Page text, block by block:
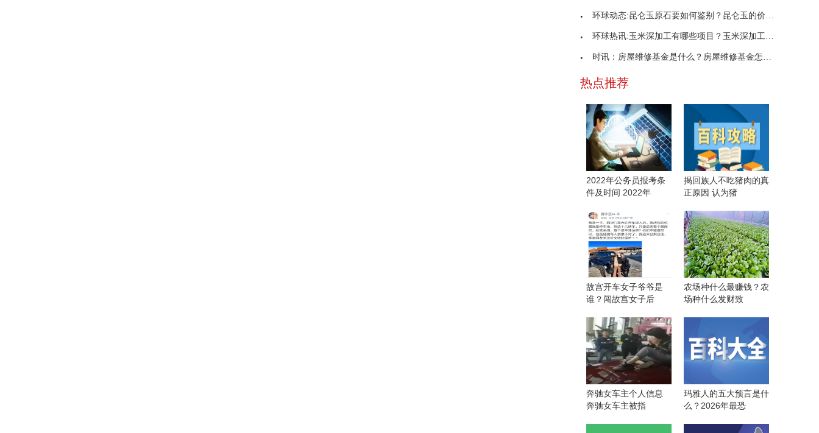
环球动态:昆仑玉原石要如何鉴别？昆仑玉的价格是多
环球热讯:玉米深加工有哪些项目？玉米深加工发展前
时讯：房屋维修基金是什么？房屋维修基金怎么算？
热点推荐
2022年公务员报考条
件及时间 2022年
揭回族人不吃猪肉的真
正原因 认为猪
故宫开车女子爷爷是
谁？闯故宫女子后
农场种什么最赚钱？农
场种什么发财致
奔驰女车主个人信息
奔驰女车主被指
玛雅人的五大预言是什
么？2026年最恐